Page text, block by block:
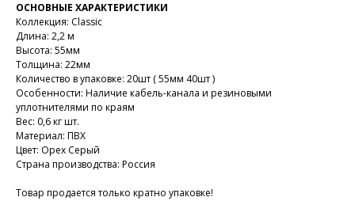
ОСНОВНЫЕ ХАРАКТЕРИСТИКИ
Коллекция: Classic
Длина: 2,2 м
Высота: 55мм
Толщина: 22мм
Количество в упаковке: 20шт ( 55мм 40шт )
Особенности: Наличие кабель-канала и резиновыми
уплотнителями по краям
Вес: 0,6 кг шт.
Материал: ПВХ
Цвет: Орех Серый
Страна производства: Россия
Товар продается только кратно упаковке!